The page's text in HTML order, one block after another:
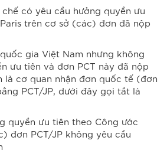
có yêu cầu hưởng quyền ưu
trên cơ sở (các) đơn đã nộp
gia Việt Nam nhưng không
ưu tiên và đơn PCT này đã nộp
là cơ quan nhận đơn quốc tế (đơn
PCT/JP, dưới đây gọi tắt là
quyền ưu tiên theo Công ước
đơn PCT/JP không yêu cầu